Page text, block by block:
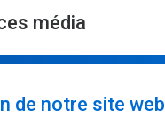
média
de notre site web